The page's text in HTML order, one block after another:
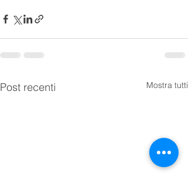
Post recenti Mostra tutti